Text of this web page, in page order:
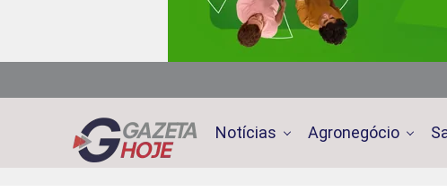
Notícias Agronegócio